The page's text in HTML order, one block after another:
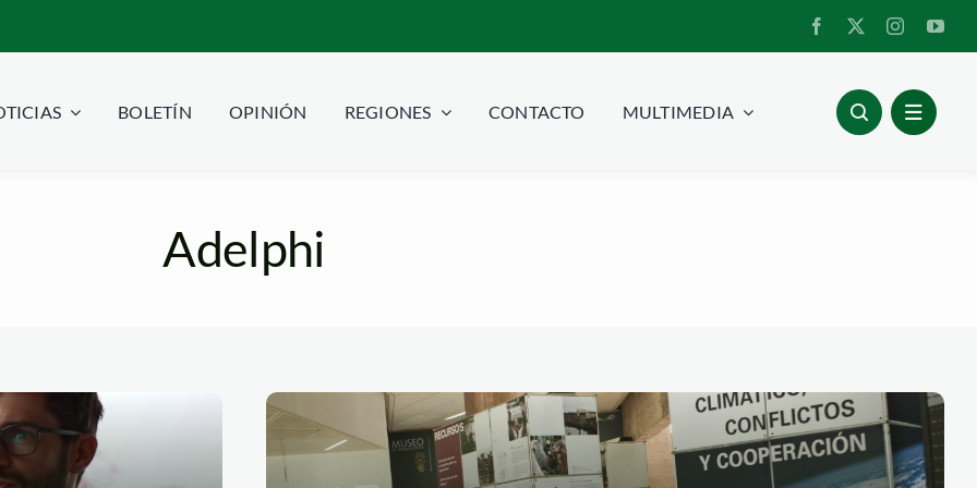
BOLETÍN OPINIÓN REGIONES CONTACTO MULTIMEDIA
Adelphi